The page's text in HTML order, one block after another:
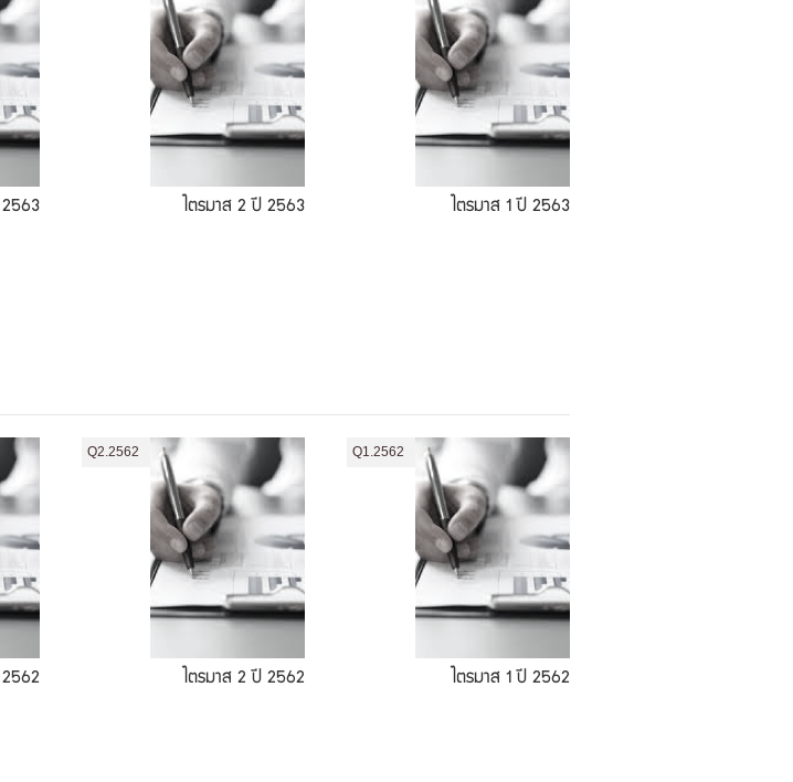
2563 ไตรมาส 2 ปี 2563 ไตรมาส 1 ปี 2563
2562
Q2.2562
ไตรมาส 2 ปี 2562
Q1.2562
ไตรมาส 1 ปี 2562